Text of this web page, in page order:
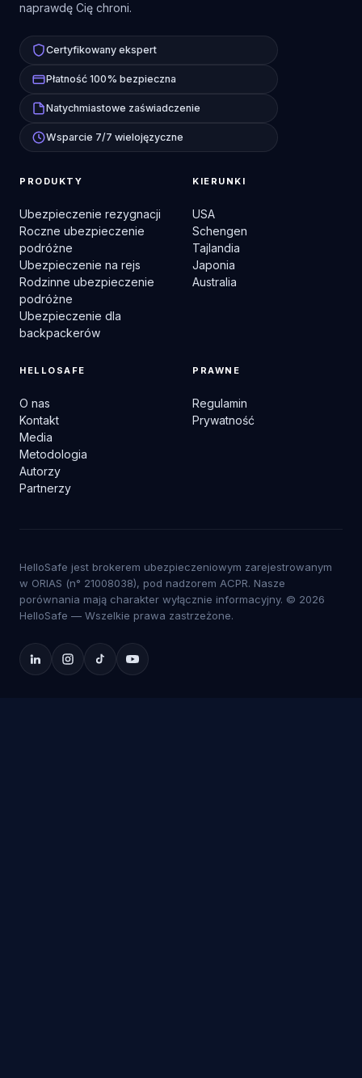
naprawdę Cię chroni.
Certyfikowany ekspert
Płatność 100% bezpieczna
Natychmiastowe zaświadczenie
Wsparcie 7/7 wielojęzyczne
PRODUKTY
Ubezpieczenie rezygnacji
Roczne ubezpieczenie
podróżne
Ubezpieczenie na rejs
Rodzinne ubezpieczenie
podróżne
Ubezpieczenie dla
backpackerów
KIERUNKI
USA
Schengen
Tajlandia
Japonia
Australia
HELLOSAFE
O nas
Kontakt
Media
Metodologia
Autorzy
Partnerzy
PRAWNE
Regulamin
Prywatność
HelloSafe jest brokerem ubezpieczeniowym zarejestrowanym
w ORIAS (n° 21008038), pod nadzorem ACPR. Nasze
porównania mają charakter wyłącznie informacyjny. © 2026
HelloSafe — Wszelkie prawa zastrzeżone.